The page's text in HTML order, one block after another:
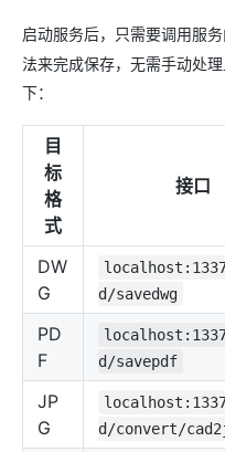
启动服务后，只需要调用服
法来完成保存，无需手动处
下：
目
标
格
式
接口
DW
G
d/savedwg
PD
F
d/savepdf
JP
G
d/convert/